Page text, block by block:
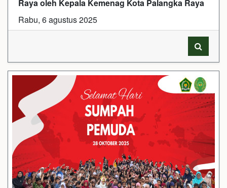
Raya oleh Kepala Kemenag Kota Palangka Raya
Rabu, 6 agustus 2025